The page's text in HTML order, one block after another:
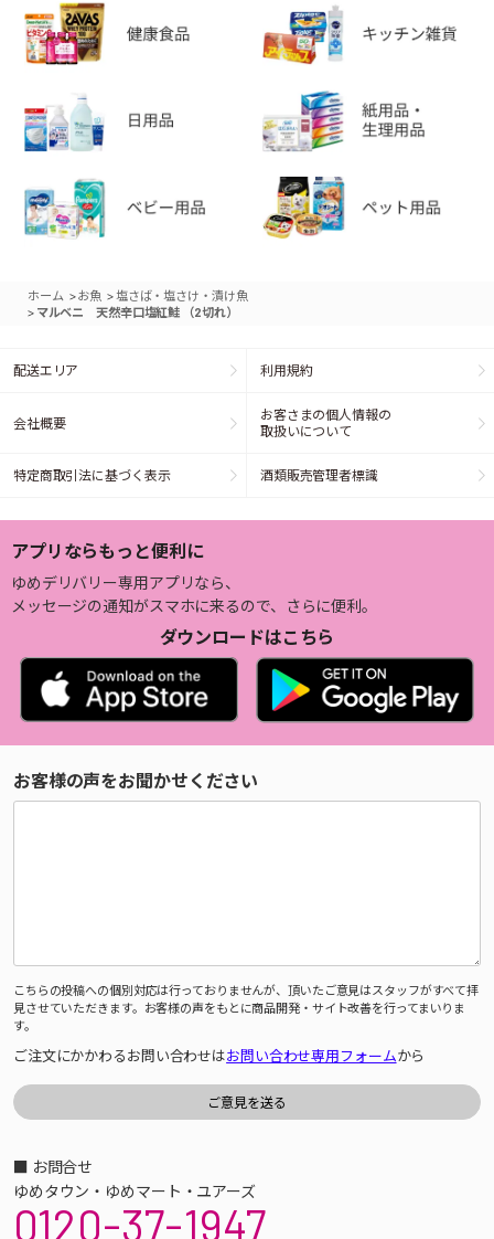
ホーム >お魚 >塩さば・塩さけ・漬け魚
> マルベニ 天然辛口塩紅鮭 （2切れ）
配送エリア 利用規約
会社概要
お客さまの個人情報の
取扱いについて
特定商取引法に基づく表示 酒類販売管理者標識
アプリならもっと便利に
ゆめデリバリー専用アプリなら、
メッセージの通知がスマホに来るので、さらに便利。
ダウンロードはこちら
お客様の声をお聞かせください
こちらの投稿への個別対応は行っておりませんが、頂いたご意見はスタッフがすべて拝
見させていただきます。お客様の声をもとに商品開発・サイト改善を行ってまいりま
す。
ご注文にかかわるお問い合わせはお問い合わせ専用フォームから
■ お問合せ
ゆめタウン・ゆめマート・ユアーズ
0120-37-1947